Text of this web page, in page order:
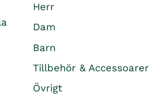
Herr
Dam
Barn
Tillbehör & Accessoarer
Övrigt